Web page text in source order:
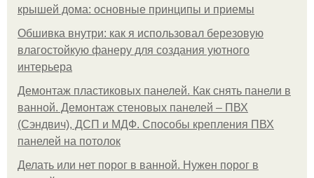
крышей дома: основные принципы и приемы
Обшивка внутри: как я использовал березовую
влагостойкую фанеру для создания уютного
интерьера
Демонтаж пластиковых панелей. Как снять панели в
ванной. Демонтаж стеновых панелей – ПВХ
(Сэндвич), ДСП и МДФ. Способы крепления ПВХ
панелей на потолок
Делать или нет порог в ванной. Нужен порог в